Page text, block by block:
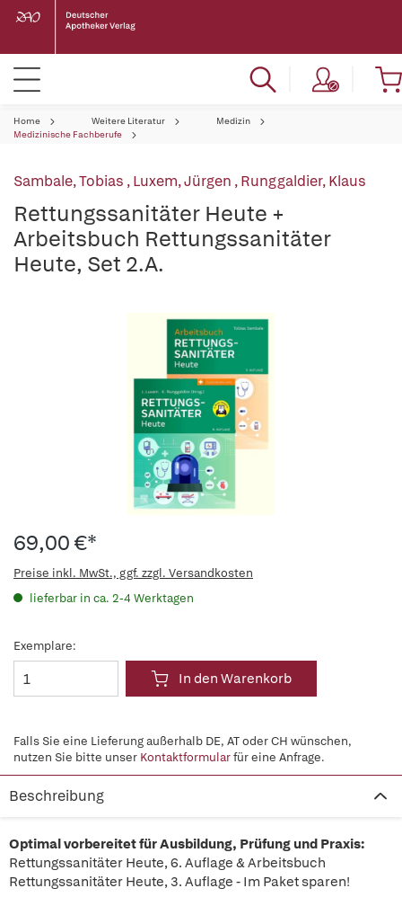
Home Weitere Literatur
Medizin
Medizinische Fachberufe
Sambale, Tobias ,Luxem, Jürgen ,Runggaldier, Klaus
Rettungssanitäter Heute +
Arbeitsbuch Rettungssanitäter
Heute, Set 2.A.
69,00 €*
Preise inkl. MwSt., ggf. zzgl. Versandkosten
lieferbar in ca. 2-4 Werktagen
Exemplare:
In den Warenkorb
Falls Sie eine Lieferung außerhalb DE, AT oder CH wünschen,
nutzen Sie bitte unser Kontaktformularfür eine Anfrage.
Beschreibung
Optimal vorbereitet für Ausbildung, Prüfung und Praxis:
Rettungssanitäter Heute, 6. Auflage & Arbeitsbuch
Rettungssanitäter Heute, 3. Auflage - Im Paket sparen!